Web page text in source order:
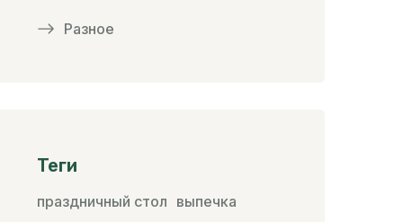
Разное
Теги
праздничный стол выпечка